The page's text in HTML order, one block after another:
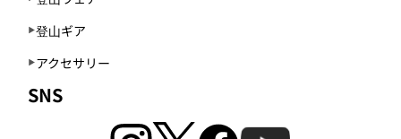
登山ギア
アクセサリー
SNS